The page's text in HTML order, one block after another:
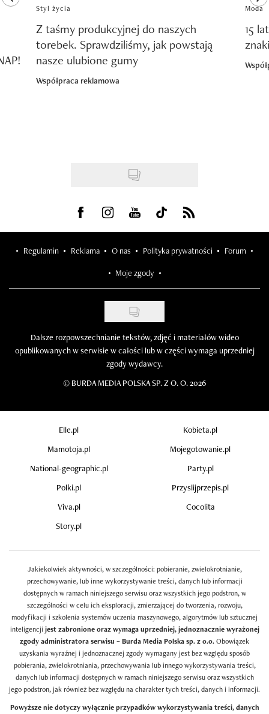
Styl życia
Z taśmy produkcyjnej do naszych
torebek. Sprawdziliśmy, jak powstają
nasze ulubione gumy
Współpraca reklamowa
Moda
15
Visit us on Facebook
Visit us on Instagram
Visit us on Youtube
Visit us on Tiktok
Visit us on Rss
Regulamin Reklama O nas Polityka prywatności Forum
Moje zgody
Dalsze rozpowszechnianie tekstów, zdjęć i materiałów wideo
opublikowanych w serwisie w całości lub w części wymaga uprzedniej
zgody wydawcy.
© BURDA MEDIA POLSKA SP. Z O. O. 2026
Elle.pl
Kobieta.pl
Mamotoja.pl
Mojegotowanie.pl
National-geographic.pl
Party.pl
Polki.pl
Przyslijprzepis.pl
Viva.pl
Cocolita
Story.pl
Jakiekolwiek aktywności, w szczególności: pobieranie, zwielokrotnianie,
przechowywanie, lub inne wykorzystywanie treści, danych lub informacji
dostępnych w ramach niniejszego serwisu oraz wszystkich jego podstron, w
szczególności w celu ich eksploracji, zmierzającej do tworzenia, rozwoju,
modyfikacji i szkolenia systemów uczenia maszynowego, algorytmów lub sztucznej
inteligencji jest zabronione oraz wymaga uprzedniej, jednoznacznie wyrażonej
zgody administratora serwisu – Burda Media Polska sp. z o.o.Obowiązek
uzyskania wyraźnej i jednoznacznej zgody wymagany jest bez względu sposób
pobierania, zwielokrotniania, przechowywania lub innego wykorzystywania treści,
danych lub informacji dostępnych w ramach niniejszego serwisu oraz wszystkich
jego podstron, jak również bez względu na charakter tych treści, danych i informacji.
Powyższe nie dotyczy wyłącznie przypadków wykorzystywania treści, danych